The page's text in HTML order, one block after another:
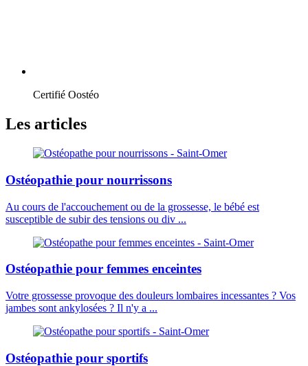
Certifié Oostéo
Les articles
Ostéopathie pour nourrissons
Au cours de l'accouchement ou de la grossesse, le bébé est
susceptible de subir des tensions ou div ...
Ostéopathie pour femmes enceintes
Votre grossesse provoque des douleurs lombaires incessantes ? Vos
jambes sont ankylosées ? Il n'y a ...
Ostéopathie pour sportifs